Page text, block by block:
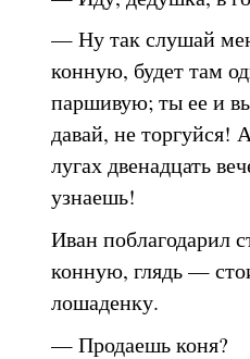
— Ну так слушай
конную, будет там
паршивую; ты ее и
давай, не торгуйся!
лугах двенадцать
узнаешь!
Иван поблагодарил
конную, глядь —
лошаденку.
— Продаешь коня?